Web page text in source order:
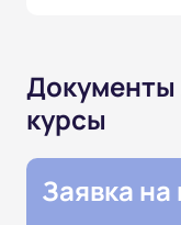
Документы
курсы
Заявка